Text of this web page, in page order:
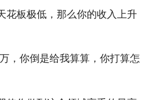
花板极低，那么你的收入上升
，你倒是给我算算，你打算怎